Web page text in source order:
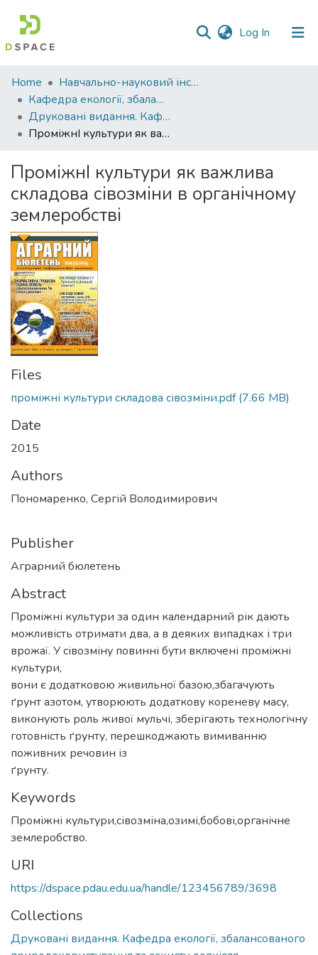
Log In (current)
Communities
&
Collections
All of DSpace
Statistics
Home
Навчально-науковий інститут агротехнологій, селекції та екології
Кафедра екології, збалансованого природокористування та захисту довкілля
Друковані видання. Кафедра екології, збалансованого природокористування та захисту довкілля
ПроміжнІ культури як важлива складова сівозміни в органічному землеробстві
ПроміжнІ культури як важлива
складова сівозміни в органічному
землеробстві
Files
проміжні культури складова сівозміни.pdf(7.66 MB)
Date
2015
Authors
Пономаренко, Сергій Володимирович
Publisher
Аграрний бюлетень
Abstract
Проміжні культури за один календарний рік дають
можливість отримати два, а в деяких випадках і три
врожаї. У сівозміну повинні бути включені проміжні
культури,
вони є додатковою живильної базою,збагачують
ґрунт азотом, утворюють додаткову кореневу масу,
виконують роль живої мульчі, зберігають технологічну
готовність ґрунту, перешкоджають вимиванню
поживних речовин із
ґрунту.
Keywords
Проміжні культури,сівозміна,озимі,бобові,органічне
землеробство.
URI
https://dspace.pdau.edu.ua/handle/123456789/3698
Collections
Друковані видання. Кафедра екології, збалансованого